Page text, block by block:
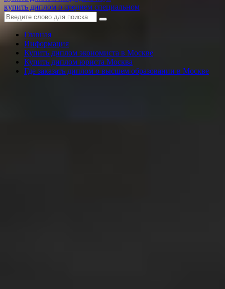
купить диплом о среднем специальном
Главная
Информация
Купить диплом экономиста в Москве
Купить диплом юриста Москва
Где заказать диплом о высшем образовании в Москве